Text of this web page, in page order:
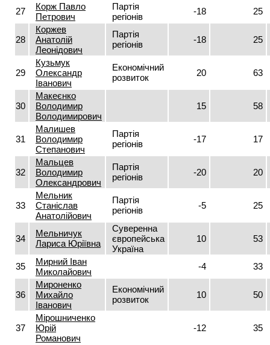
27
Корж Павло
Петрович
Партія
регіонів
-18 25
28
Коржев
Анатолій
Леонідович
Партія
регіонів
-18 25
29
Кузьмук
Олександр
Іванович
Економічний
розвиток
20 63
30
Макеєнко
Володимир
Володимирович
15 58
31
Малишев
Володимир
Степанович
Партія
регіонів
-17 17
32
Мальцев
Володимир
Олександрович
Партія
регіонів
-20 20
33
Мельник
Станіслав
Анатолійович
Партія
регіонів
-5 25
34
Мельничук
Лариса Юріївна
Суверенна
європейська
Україна
10 53
35
Мирний Іван
Миколайович
-4 33
36
Мироненко
Михайло
Іванович
Економічний
розвиток
10 50
37
Мірошниченко
Юрій
Романович
-12 35